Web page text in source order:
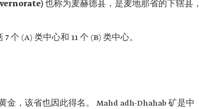
也称为麦赫德县，是麦地那省的下辖县
个 (A) 类中心和 11 个 (B) 类中心。
金，该省也因此得名。 Mahd adh-Dhahab 矿是中